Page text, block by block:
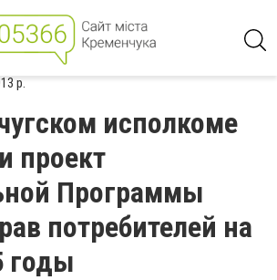
р.
исполкоме
проект
Программы
потребителей на
годы